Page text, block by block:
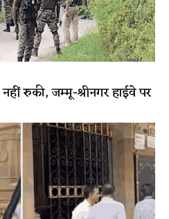
रुकी, जम्मू-श्रीनगर हाईवे पर